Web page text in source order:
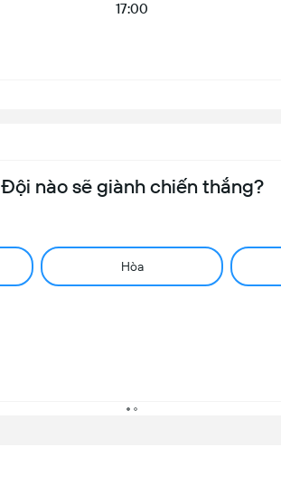
17:00
Đội nào sẽ giành chiến thắng?
Hòa